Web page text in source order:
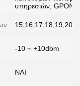
υπηρεσιών, GPON,
-10 ~ +10dbm
ΝΑΙ